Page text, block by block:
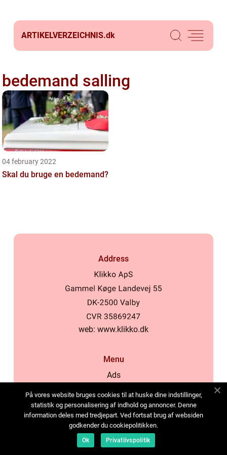
ARTIKELVERZEICHNIS.dk
bedemand salling
04 february 2022
Skal du bruge en bedemand?
Address
web: www.klikko.dk
Menu
Ads
Cookies
Contact
Sitemap
På vores website bruges cookies til at huske dine indstillinger,
statistik og personalisering af indhold og annoncer. Denne
information deles med tredjepart. Ved fortsat brug af websiden
godkender du cookiepolitikken.
Ok Privatlivspolitik